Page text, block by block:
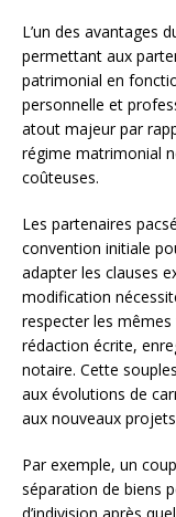
L’un des avantages
permettant aux
patrimonial en
personnelle et
atout majeur par
régime matrimonial
coûteuses.
Les partenaires
convention initiale
adapter les clauses
modification
respecter les
rédaction écrite,
notaire. Cette
aux évolutions de
aux nouveaux
Par exemple, un
séparation de biens
d’indivision après